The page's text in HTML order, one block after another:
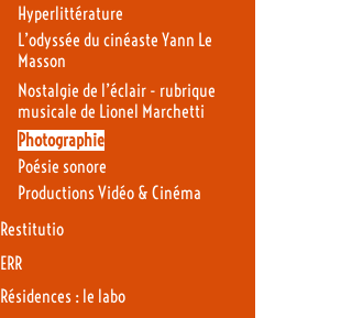
Hyperlittérature
L’odyssée du cinéaste Yann Le
Masson
Nostalgie de l’éclair - rubrique
musicale de Lionel Marchetti
Photographie
Poésie sonore
Productions Vidéo & Cinéma
Restitutio
ERR
Résidences : le labo